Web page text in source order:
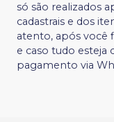
só são realizados
cadastrais e dos
atento, após você
e caso tudo esteja
pagamento via